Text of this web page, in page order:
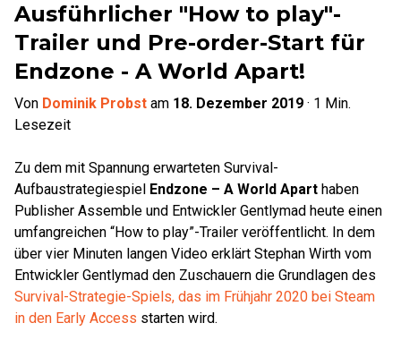
Ausführlicher "How to play"-
Trailer und Pre-order-Start für
Endzone - A World Apart!
Von Dominik Probst am 18. Dezember 2019 · 1 Min.
Lesezeit
Zu dem mit Spannung erwarteten Survival-
Aufbaustrategiespiel Endzone – A World Apart haben
Publisher Assemble und Entwickler Gentlymad heute einen
umfangreichen “How to play”-Trailer veröffentlicht. In dem
über vier Minuten langen Video erklärt Stephan Wirth vom
Entwickler Gentlymad den Zuschauern die Grundlagen des
Survival-Strategie-Spiels, das im Frühjahr 2020 bei Steam
in den Early Access starten wird.